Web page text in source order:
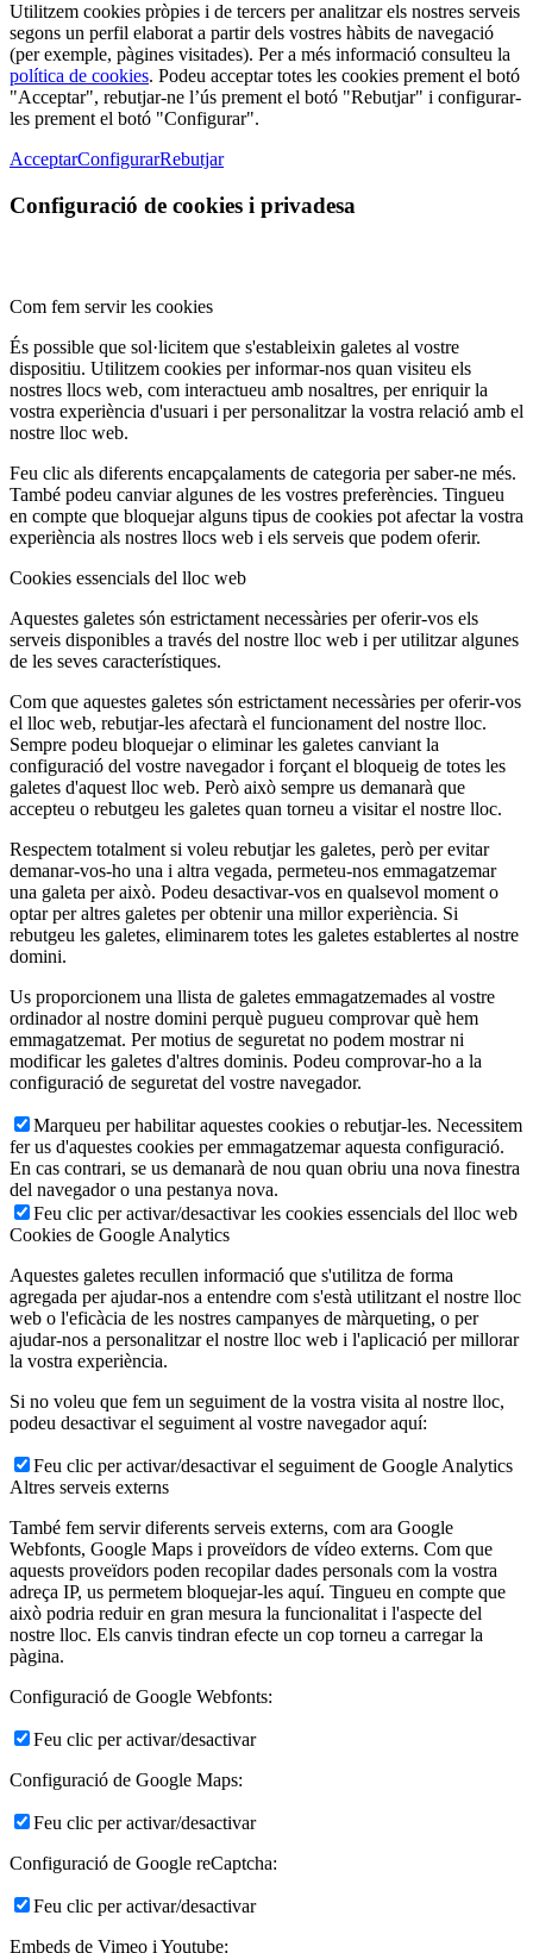
Utilitzem cookies pròpies i de tercers per analitzar els nostres serveis
segons un perfil elaborat a partir dels vostres hàbits de navegació
(per exemple, pàgines visitades). Per a més informació consulteu la
política de cookies. Podeu acceptar totes les cookies prement el botó
"Acceptar", rebutjar-ne l’ús prement el botó "Rebutjar" i configurar-
les prement el botó "Configurar".
AcceptarConfigurarRebutjar
Configuració de cookies i privadesa
Com fem servir les cookies
És possible que sol·licitem que s'estableixin galetes al vostre
dispositiu. Utilitzem cookies per informar-nos quan visiteu els
nostres llocs web, com interactueu amb nosaltres, per enriquir la
vostra experiència d'usuari i per personalitzar la vostra relació amb el
nostre lloc web.
Feu clic als diferents encapçalaments de categoria per saber-ne més.
També podeu canviar algunes de les vostres preferències. Tingueu
en compte que bloquejar alguns tipus de cookies pot afectar la vostra
experiència als nostres llocs web i els serveis que podem oferir.
Cookies essencials del lloc web
Aquestes galetes són estrictament necessàries per oferir-vos els
serveis disponibles a través del nostre lloc web i per utilitzar algunes
de les seves característiques.
Com que aquestes galetes són estrictament necessàries per oferir-vos
el lloc web, rebutjar-les afectarà el funcionament del nostre lloc.
Sempre podeu bloquejar o eliminar les galetes canviant la
configuració del vostre navegador i forçant el bloqueig de totes les
galetes d'aquest lloc web. Però això sempre us demanarà que
accepteu o rebutgeu les galetes quan torneu a visitar el nostre lloc.
Respectem totalment si voleu rebutjar les galetes, però per evitar
demanar-vos-ho una i altra vegada, permeteu-nos emmagatzemar
una galeta per això. Podeu desactivar-vos en qualsevol moment o
optar per altres galetes per obtenir una millor experiència. Si
rebutgeu les galetes, eliminarem totes les galetes establertes al nostre
domini.
Us proporcionem una llista de galetes emmagatzemades al vostre
ordinador al nostre domini perquè pugueu comprovar què hem
emmagatzemat. Per motius de seguretat no podem mostrar ni
modificar les galetes d'altres dominis. Podeu comprovar-ho a la
configuració de seguretat del vostre navegador.
Marqueu per habilitar aquestes cookies o rebutjar-les. Necessitem
fer us d'aquestes cookies per emmagatzemar aquesta configuració.
En cas contrari, se us demanarà de nou quan obriu una nova finestra
del navegador o una pestanya nova.
Feu clic per activar/desactivar les cookies essencials del lloc web
Cookies de Google Analytics
Aquestes galetes recullen informació que s'utilitza de forma
agregada per ajudar-nos a entendre com s'està utilitzant el nostre lloc
web o l'eficàcia de les nostres campanyes de màrqueting, o per
ajudar-nos a personalitzar el nostre lloc web i l'aplicació per millorar
la vostra experiència.
Si no voleu que fem un seguiment de la vostra visita al nostre lloc,
podeu desactivar el seguiment al vostre navegador aquí:
Feu clic per activar/desactivar el seguiment de Google Analytics
Altres serveis externs
També fem servir diferents serveis externs, com ara Google
Webfonts, Google Maps i proveïdors de vídeo externs. Com que
aquests proveïdors poden recopilar dades personals com la vostra
adreça IP, us permetem bloquejar-les aquí. Tingueu en compte que
això podria reduir en gran mesura la funcionalitat i l'aspecte del
nostre lloc. Els canvis tindran efecte un cop torneu a carregar la
pàgina.
Configuració de Google Webfonts:
Feu clic per activar/desactivar
Configuració de Google Maps:
Feu clic per activar/desactivar
Configuració de Google reCaptcha:
Feu clic per activar/desactivar
Embeds de Vimeo i Youtube: